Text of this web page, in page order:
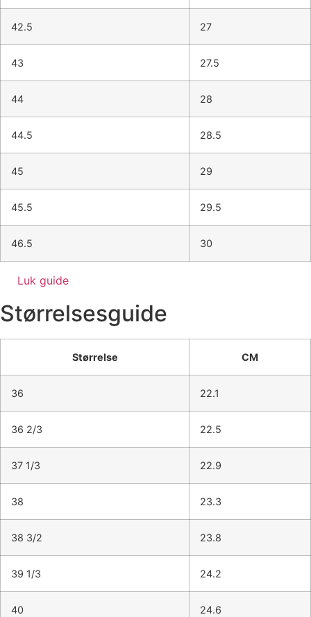
42.5 27
43 27.5
44 28
44.5 28.5
45 29
45.5 29.5
46.5 30
Luk guide
Størrelsesguide
Størrelse CM
36 22.1
36 2/3 22.5
37 1/3 22.9
38 23.3
38 3/2 23.8
39 1/3 24.2
40 24.6